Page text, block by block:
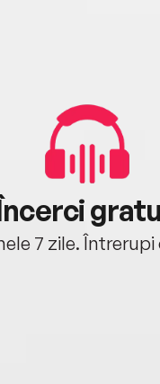
7 zile. Întrerupi